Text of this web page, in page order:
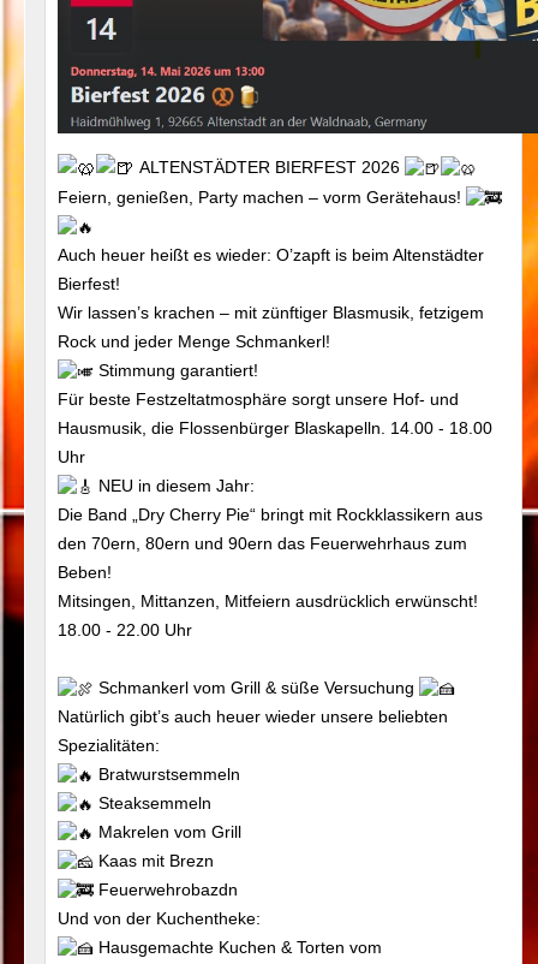
ALTENSTÄDTER BIERFEST 2026
Feiern, genießen, Party machen – vorm Gerätehaus!
Auch heuer heißt es wieder: O’zapft is beim Altenstädter
Bierfest!
Wir lassen’s krachen – mit zünftiger Blasmusik, fetzigem
Rock und jeder Menge Schmankerl!
Stimmung garantiert!
Für beste Festzeltatmosphäre sorgt unsere Hof- und
Hausmusik, die Flossenbürger Blaskapelln. 14.00 - 18.00
Uhr
NEU in diesem Jahr:
Die Band „Dry Cherry Pie“ bringt mit Rockklassikern aus
den 70ern, 80ern und 90ern das Feuerwehrhaus zum
Beben!
Mitsingen, Mittanzen, Mitfeiern ausdrücklich erwünscht!
18.00 - 22.00 Uhr
Schmankerl vom Grill & süße Versuchung
Natürlich gibt’s auch heuer wieder unsere beliebten
Spezialitäten:
Bratwurstsemmeln
Steaksemmeln
Makrelen vom Grill
Kaas mit Brezn
Feuerwehrobazdn
Und von der Kuchentheke:
Hausgemachte Kuchen & Torten vom